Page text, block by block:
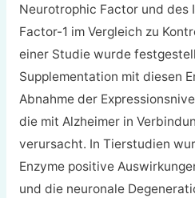
Neurotrophic Factor und des
Factor-1 im Vergleich zu
einer Studie wurde
Supplementation mit diesen
Abnahme der
die mit Alzheimer in
verursacht. In Tierstudien
Enzyme positive
und die neuronale